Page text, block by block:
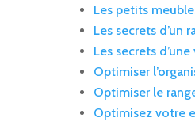
Les petits
Les secrets d’un
Les secrets
Optimiser
Optimiser le
Optimisez votre